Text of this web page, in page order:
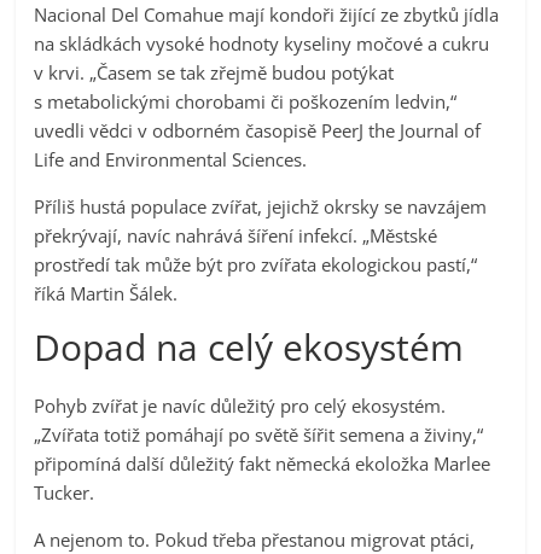
Nacional Del Comahue mají kondoři žijící ze zbytků jídla
na skládkách vysoké hodnoty kyseliny močové a cukru
v krvi. „Časem se tak zřejmě budou potýkat
s metabolickými chorobami či poškozením ledvin,“
uvedli vědci v odborném časopisě PeerJ the Journal of
Life and Environmental Sciences.
Příliš hustá populace zvířat, jejichž okrsky se navzájem
překrývají, navíc nahrává šíření infekcí. „Městské
prostředí tak může být pro zvířata ekologickou pastí,“
říká Martin Šálek.
Dopad na celý ekosystém
Pohyb zvířat je navíc důležitý pro celý ekosystém.
„Zvířata totiž pomáhají po světě šířit semena a živiny,“
připomíná další důležitý fakt německá ekoložka Marlee
Tucker.
A nejenom to. Pokud třeba přestanou migrovat ptáci,